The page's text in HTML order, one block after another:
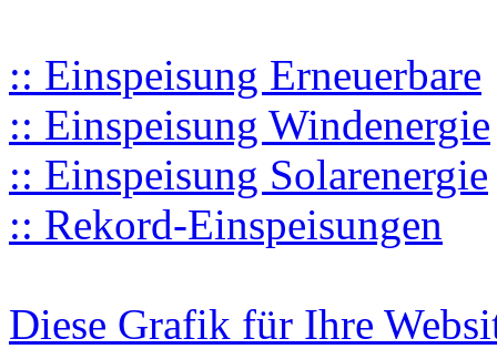
:: Einspeisung Erneuerbare
:: Einspeisung Windenergie
:: Einspeisung Solarenergie
:: Rekord-Einspeisungen
Diese Grafik für Ihre